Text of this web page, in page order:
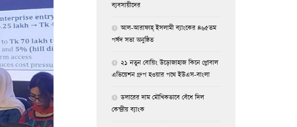
ব্যবসায়ীদের
আল-আরাফাহ্ ইসলামী ব্যাংকের ৪৬৫তম
পর্ষদ সভা অনুষ্ঠিত
২১ নতুন বোয়িং উড়োজাহাজ কিনে গ্লোবাল
এভিয়েশন গ্রুপ হওয়ার পথে ইউএস-বাংলা
ডলারের দাম মৌখিকভাবে বেঁধে দিল
কেন্দ্রীয় ব্যাংক